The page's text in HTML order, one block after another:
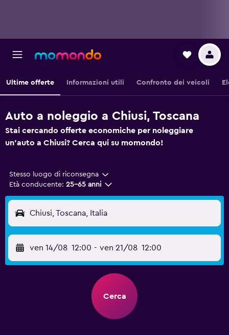
Ultime offerte Informazioni utili Confronto dei veicoli
Auto a noleggio a Chiusi, Toscana
Stai cercando offerte economiche per noleggiare
un'auto a Chiusi? Cerca qui su momondo!
Stesso luogo di riconsegna
Età conducente: 25-65 anni
Chiusi, Toscana, Italia
ven 14/08 12:00 - ven 21/08 12:00
Cerca